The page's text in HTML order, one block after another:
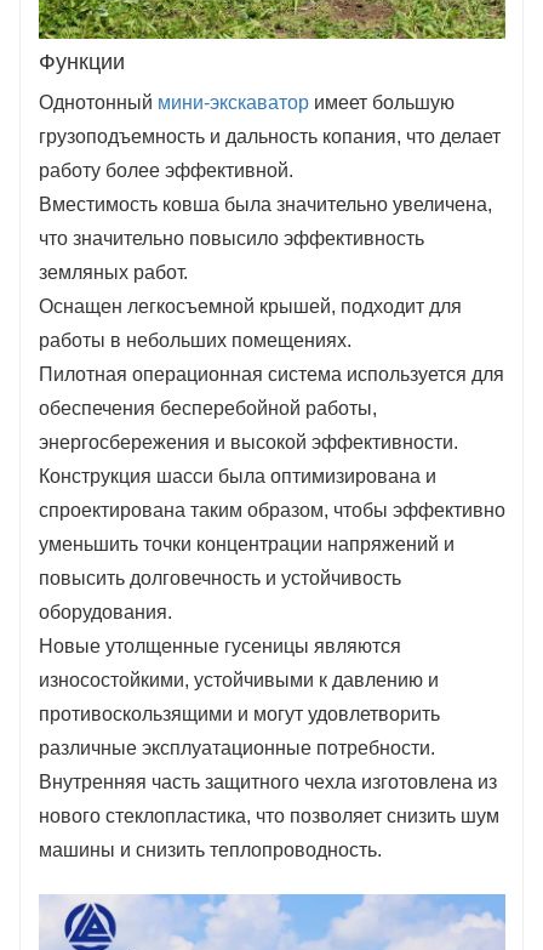
Функции
Однотонный мини-экскаватор имеет большую
грузоподъемность и дальность копания, что делает
работу более эффективной.
Вместимость ковша была значительно увеличена,
что значительно повысило эффективность
земляных работ.
Оснащен легкосъемной крышей, подходит для
работы в небольших помещениях.
Пилотная операционная система используется для
обеспечения бесперебойной работы,
энергосбережения и высокой эффективности.
Конструкция шасси была оптимизирована и
спроектирована таким образом, чтобы эффективно
уменьшить точки концентрации напряжений и
повысить долговечность и устойчивость
оборудования.
Новые утолщенные гусеницы являются
износостойкими, устойчивыми к давлению и
противоскользящими и могут удовлетворить
различные эксплуатационные потребности.
Внутренняя часть защитного чехла изготовлена из
нового стеклопластика, что позволяет снизить шум
машины и снизить теплопроводность.